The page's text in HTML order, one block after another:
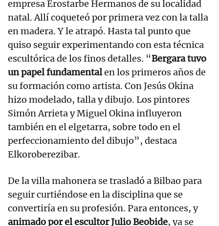
empresa Erostarbe Hermanos de su localidad
natal. Allí coqueteó por primera vez con la talla
en madera. Y le atrapó. Hasta tal punto que
quiso seguir experimentando con esta técnica
escultórica de los finos detalles. “Bergara tuvo
un papel fundamentalen los primeros años de
su formación como artista. Con Jesús Okina
hizo modelado, talla y dibujo. Los pintores
Simón Arrieta y Miguel Okina influyeron
también en el elgetarra, sobre todo en el
perfeccionamiento del dibujo”, destaca
Elkoroberezibar.
De la villa mahonera se trasladó a Bilbao para
seguir curtiéndose en la disciplina que se
convertiría en su profesión. Para entonces, y
animado por el escultor Julio Beobide, ya se